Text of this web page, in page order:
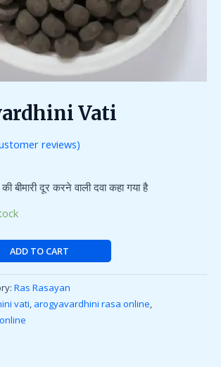
Vati
reviews)
बीमारी दूर करने वाली दवा कहा गया है
ADD TO CART
Ras Rasayan
vati, arogyavardhini rasa online,